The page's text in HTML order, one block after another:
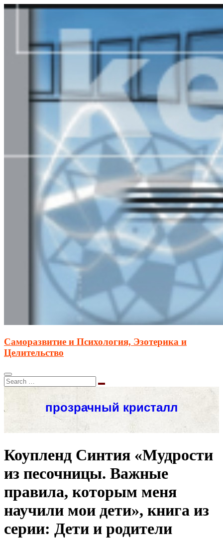
Саморазвитие и Психология, Эзотерика и
Целительство
Коупленд Синтия «Мудрости
из песочницы. Важные
правила, которым меня
научили мои дети», книга из
серии: Дети и родители